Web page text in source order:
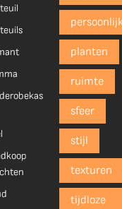
planten
ruimte
sfeer
stijl
texturen
tijdloze